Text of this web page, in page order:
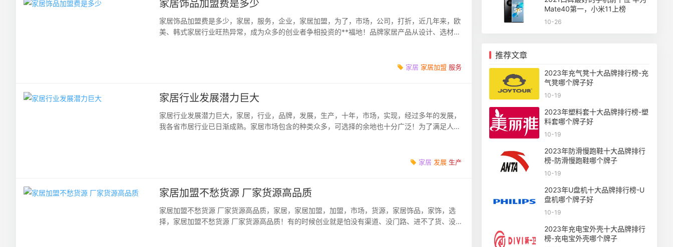
家居饰品加盟费是多少
家居饰品加盟费是多少，家居，服务，企业，家居加盟，为了，市场，公司，打折，近几年来，欧
美、韩式家居行业旺热异常，成为众多的创业者争相投资的**福地！品牌家居产品从设计、选材、
家居 家居加盟 服务
家居行业发展潜力巨大
家居行业发展潜力巨大，家居，行业，品牌，发展，生产，十年，市场，实现，经过多年的发展，
我各省市居行业已日渐成熟。家居市场包含的种类众多，可选择的余地也十分广泛！为了满足人们
家居 发展 生产
家居加盟不愁货源 厂家货源高品质
家居加盟不愁货源 厂家货源高品质，家居，家居加盟，加盟，市场，货源，家居饰品，家饰，选
择，家居加盟不愁货源 厂家货源高品质！有的时候创业就是怕没有渠道、没门路、进不了货、没货
Mate40第一，小米11上榜
10-26
推荐文章
2023年充气凳十大品牌排行榜-充
气凳哪个牌子好
10-19
2023年塑料套十大品牌排行榜-塑
料套哪个牌子好
10-19
2023年防滑慢跑鞋十大品牌排行
榜-防滑慢跑鞋哪个牌子
10-19
2023年U盘机十大品牌排行榜-U
盘机哪个牌子好
10-19
2023年充电宝外壳十大品牌排行
榜-充电宝外壳哪个牌子